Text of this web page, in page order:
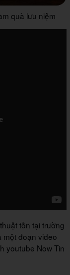
quà lưu niệm
tồn tại trường
một đoạn video
youtube Now Tin